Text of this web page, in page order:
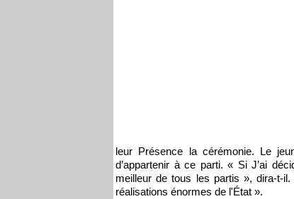
leur Présence la cérémonie. Le
d’appartenir à ce parti. « Si J’ai
meilleur de tous les partis », dira-t-
réalisations énormes de l'État ».